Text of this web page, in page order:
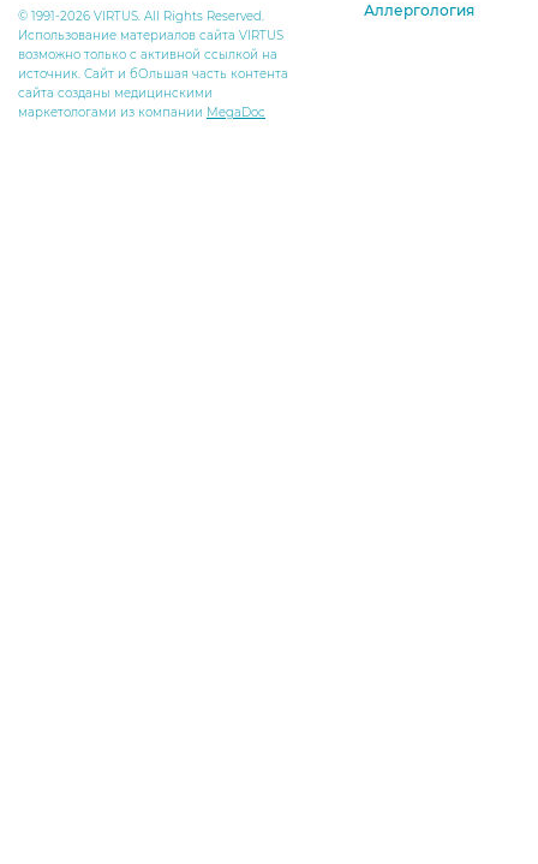
© 1991-2026 VIRTUS. All Rights Reserved.
Использование материалов сайта VIRTUS
возможно только с активной ссылкой на
источник. Сайт и бОльшая часть контента
сайта созданы медицинскими
маркетологами из компании MegaDoc
Аллергология